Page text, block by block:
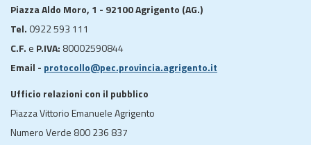
Piazza Aldo Moro, 1 - 92100 Agrigento (AG.)
Tel. 0922 593 111
C.F. e P.IVA: 80002590844
Email - protocollo@pec.provincia.agrigento.it
Ufficio relazioni con il pubblico
Piazza Vittorio Emanuele Agrigento
Numero Verde 800 236 837